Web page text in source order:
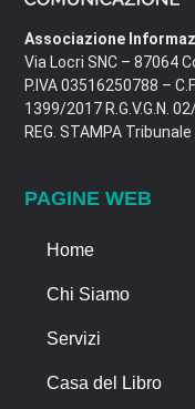
Associazione
Via Locri SNC – 87064
P.IVA 03516250788 –
1399/2017 R.G.V.G.N.
REG. STAMPA
PAGINE WEB
Home
Chi Siamo
Servizi
Casa del Libro